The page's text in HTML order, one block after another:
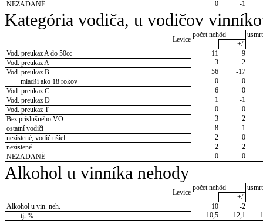
NEZADANÉ
0 -1
Kategória vodiča, u vodičov
Levice
počet nehôd
+/-
Vod. preukaz A do 50cc
11
9
Vod. preukaz A
3
2
Vod. preukaz B
56
-17
mladší ako 18 rokov
0
0
Vod. preukaz C
6
0
Vod. preukaz D
1
-1
Vod. preukaz T
0
0
Bez príslušného VO
3
2
ostatní vodiči
8
1
nezistené, vodič ušiel
2
0
nezistené
2
2
NEZADANÉ
0 0
Alkohol u vinníka nehody
Levice
počet nehôd
+/-
Alkohol u vin. neh.
10
-2
tj. %
10,5 12,1